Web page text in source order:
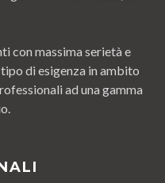
con massima serietà e
di esigenza in ambito
ad una gamma